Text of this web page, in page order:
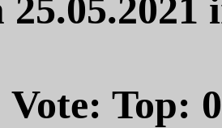
Vote: Top: 0